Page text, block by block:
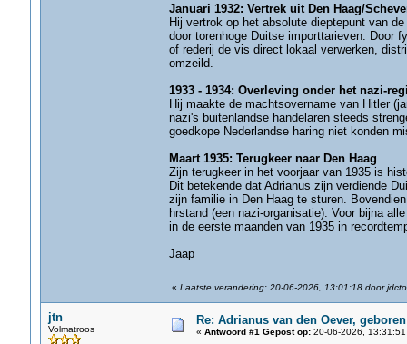
Januari 1932: Vertrek uit Den Haag/
Hij vertrok op het absolute dieptepunt van
door torenhoge Duitse importtarieven. Door
of rederij de vis direct lokaal verwerken,
omzeild.
1933 - 1934: Overleving onder het nazi-
Hij maakte de machtsovername van Hitler
nazi's buitenlandse handelaren steeds
goedkope Nederlandse haring niet konden
Maart 1935: Terugkeer naar Den Haag
Zijn terugkeer in het voorjaar van 1935 is
Dit betekende dat Adrianus zijn verdiende
zijn familie in Den Haag te sturen.
hrstand (een nazi-organisatie). Voor bijna
in de eerste maanden van 1935 in
Jaap
« Laatste verandering: 20-06-2026, 13:01:18 door
jtn
Volmatroos
Re: Adrianus van den Oever,
« Antwoord #1 Gepost op:20-06-2026, 13:31:51